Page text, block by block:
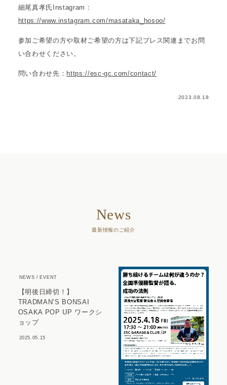
細尾真孝氏Instagram：
https://www.instagram.com/masataka_hosoo/
参加ご希望の方や取材ご希望の方は下記プレス関連までお問
い合わせください。
問い合わせ先： https://esc-gc.com/contact/
2023.08.18
News
最新情報のご紹介
NEWS EVENT
【明後日締切！】
TRADMAN’S BONSAI
OSAKA POP UP ワークシ
ョップ
2025.05.15